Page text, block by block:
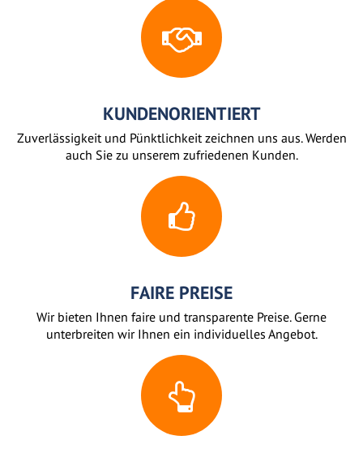
KUNDENORIENTIERT
Zuverlässigkeit und Pünktlichkeit zeichnen uns aus. Werden
auch Sie zu unserem zufriedenen Kunden.
FAIRE PREISE
Wir bieten Ihnen faire und transparente Preise. Gerne
unterbreiten wir Ihnen ein individuelles Angebot.